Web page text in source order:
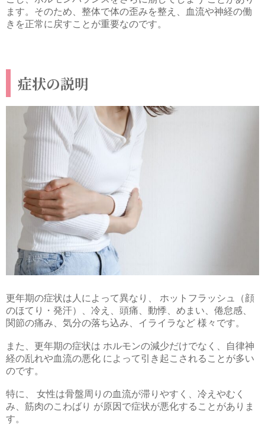
ます。そのため、整体で体の歪みを整え、血流や神経の働
きを正常に戻すことが重要なのです。
症状の説明
更年期の症状は人によって異なり、 ホットフラッシュ（顔
のほてり・発汗）、冷え、頭痛、動悸、めまい、倦怠感、
関節の痛み、気分の落ち込み、イライラなど 様々です。
また、更年期の症状は ホルモンの減少だけでなく、自律神
経の乱れや血流の悪化 によって引き起こされることが多い
のです。
特に、 女性は骨盤周りの血流が滞りやすく、冷えやむく
み、筋肉のこわばり が原因で症状が悪化することがありま
す。